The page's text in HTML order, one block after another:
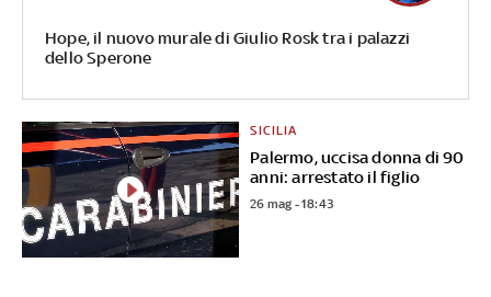
Hope, il nuovo murale di Giulio Rosk tra i palazzi
dello Sperone
Palermo, uccisa donna di 90
anni: arrestato il figlio
SICILIA
26 mag - 18:43